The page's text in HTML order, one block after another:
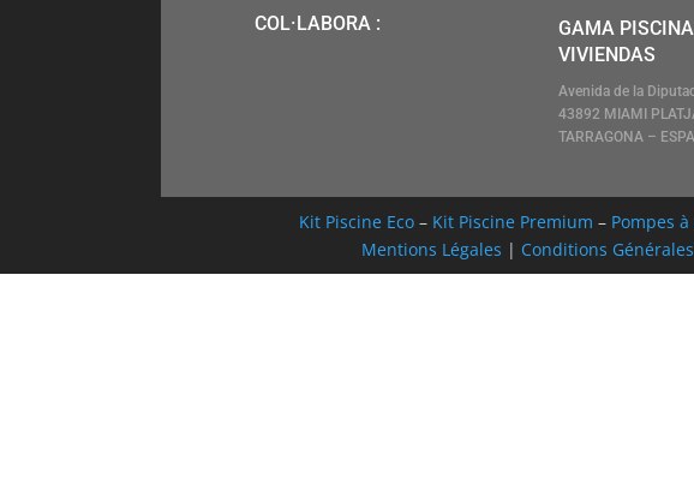
COL·LABORA :
GAMA
VIVIENDAS
Avenida de la
43892 MIAMI
TARRAGONA –
Kit Piscine Eco – Kit Piscine Premium – Pompes
Mentions Légales | Conditions